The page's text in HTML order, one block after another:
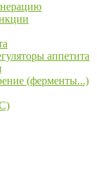
аппетита
(ферменты...)